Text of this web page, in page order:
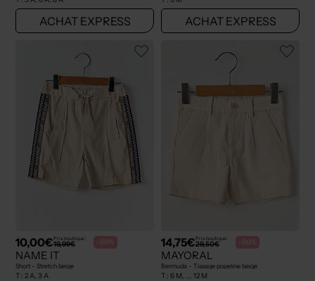
ACHAT EXPRESS ACHAT EXPRESS
10,00€Prix boutique :
19,99€ -50%
NAME IT
Short - Stretch beige
T : 2 A, 3 A
14,75€Prix boutique :
29,50€ -50%
MAYORAL
Bermuda - Tissage popeline beige
T : 6 M, ... 12 M